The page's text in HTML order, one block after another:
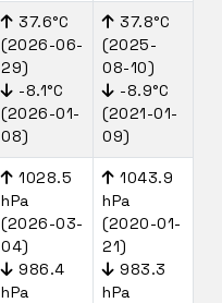
37.6°C
(2026-06-
29)
-8.1°C
(2026-01-
08)
37.8°C
(2025-
08-10)
-8.9°C
(2021-01-
09)
1028.5
hPa
(2026-03-
04)
986.4
hPa
1043.9
hPa
(2020-01-
21)
983.3
hPa